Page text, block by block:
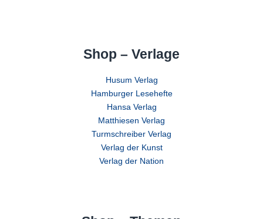
Shop – Verlage
Husum Verlag
Hamburger Lesehefte
Hansa Verlag
Matthiesen Verlag
Turmschreiber Verlag
Verlag der Kunst
Verlag der Nation